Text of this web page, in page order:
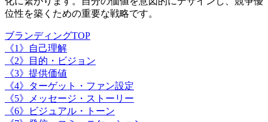
位性を築くための重要な戦略です。
ブランディングTOP
《1》自己理解
《2》目的・ビジョン
《3》提供価値
《4》ターゲット・ファン設定
《5》メッセージ・ストーリー
《6》ビジュアル・トーン